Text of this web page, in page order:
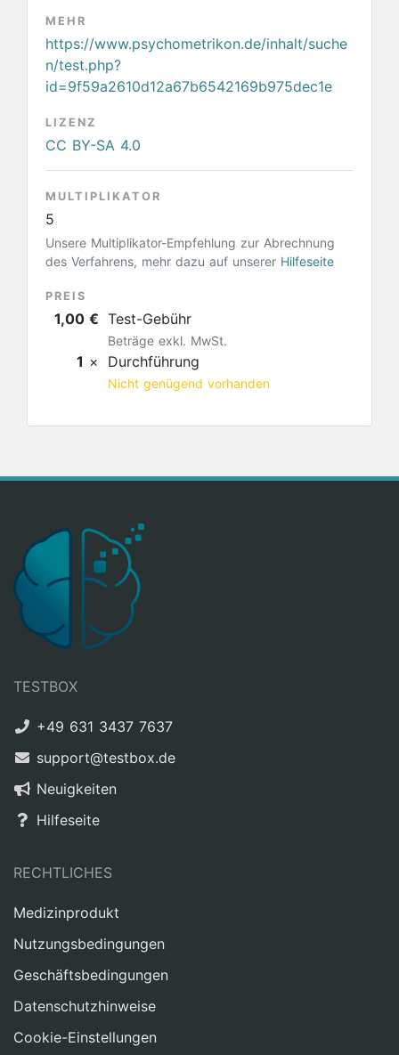
MEHR
https://www.psychometrikon.de/inhalt/suche
n/test.php?
id=9f59a2610d12a67b6542169b975dec1e
LIZENZ
CC BY-SA 4.0
MULTIPLIKATOR
5
Unsere Multiplikator-Empfehlung zur Abrechnung
des Verfahrens, mehr dazu auf unserer Hilfeseite
PREIS
1,00 € Test-Gebühr
Beträge exkl. MwSt.
1 × Durchführung
Nicht genügend vorhanden
TESTBOX
+49 631 3437 7637
support@testbox.de
Neuigkeiten
Hilfeseite
RECHTLICHES
Medizinprodukt
Nutzungsbedingungen
Geschäftsbedingungen
Datenschutzhinweise
Cookie-Einstellungen